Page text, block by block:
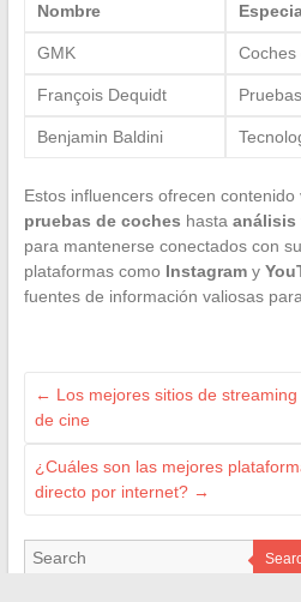
Nombre
GMK Coches
François Dequidt
Benjamin Baldini
Estos influencers ofrecen
pruebas de coches hasta análisis
para mantenerse conectados con
plataformas como Instagramy
fuentes de información valiosas
← Los mejores sitios de
de cine
¿Cuáles son las mejores
directo por internet? →